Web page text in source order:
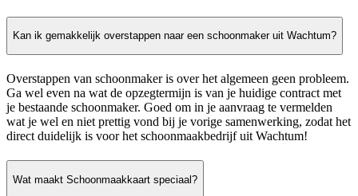
Kan ik gemakkelijk overstappen naar een schoonmaker uit Wachtum?
Overstappen van schoonmaker is over het algemeen geen probleem.
Ga wel even na wat de opzegtermijn is van je huidige contract met
je bestaande schoonmaker. Goed om in je aanvraag te vermelden
wat je wel en niet prettig vond bij je vorige samenwerking, zodat het
direct duidelijk is voor het schoonmaakbedrijf uit Wachtum!
Wat maakt Schoonmaakkaart speciaal?